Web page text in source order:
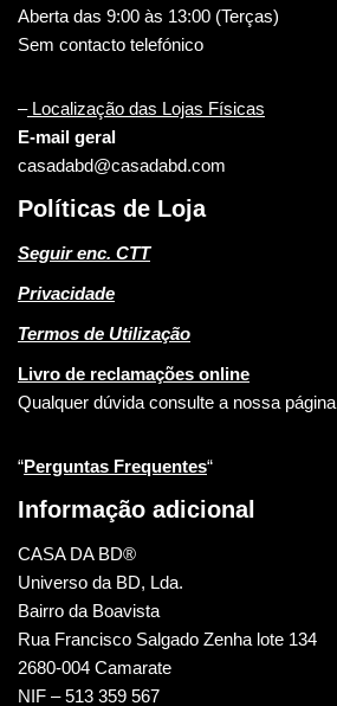
Aberta das 9:00 às 13:00 (Terças)
Sem contacto telefónico
–Localização das Lojas Físicas
E-mail geral
casadabd@casadabd.com
Políticas de Loja
Seguir enc. CTT
Privacidade
Termos de Utilização
Livro de reclamações online
Qualquer dúvida consulte a nossa página
“Perguntas Frequentes“
Informação adicional
CASA DA BD®
Universo da BD, Lda.
Bairro da Boavista
Rua Francisco Salgado Zenha lote 134
2680-004 Camarate
NIF – 513 359 567